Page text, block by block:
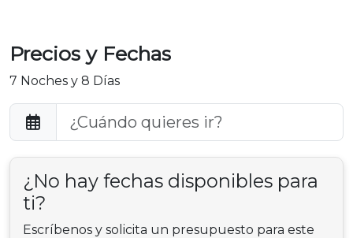
Precios y Fechas
7 Noches y 8 Días
¿No hay fechas disponibles para
ti?
Escríbenos y solicita un presupuesto para este